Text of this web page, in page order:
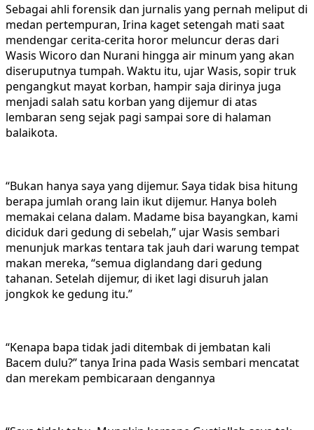
Sebagai ahli forensik dan jurnalis yang pernah meliput di
medan pertempuran, Irina kaget setengah mati saat
mendengar cerita-cerita horor meluncur deras dari
Wasis Wicoro dan Nurani hingga air minum yang akan
diseruputnya tumpah. Waktu itu, ujar Wasis, sopir truk
pengangkut mayat korban, hampir saja dirinya juga
menjadi salah satu korban yang dijemur di atas
lembaran seng sejak pagi sampai sore di halaman
balaikota.
“Bukan hanya saya yang dijemur. Saya tidak bisa hitung
berapa jumlah orang lain ikut dijemur. Hanya boleh
memakai celana dalam. Madame bisa bayangkan, kami
diciduk dari gedung di sebelah,” ujar Wasis sembari
menunjuk markas tentara tak jauh dari warung tempat
makan mereka, “semua diglandang dari gedung
tahanan. Setelah dijemur, di iket lagi disuruh jalan
jongkok ke gedung itu.”
“Kenapa bapa tidak jadi ditembak di jembatan kali
Bacem dulu?” tanya Irina pada Wasis sembari mencatat
dan merekam pembicaraan dengannya